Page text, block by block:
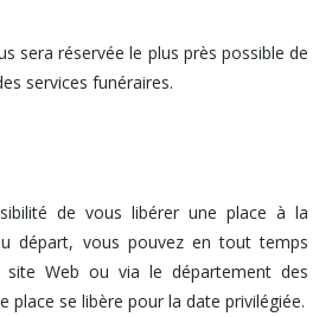
sera réservée le plus près possible de
services funéraires.
de vous libérer une place à la
départ, vous pouvez en tout temps
site Web ou via le département des
place se libère pour la date privilégiée.